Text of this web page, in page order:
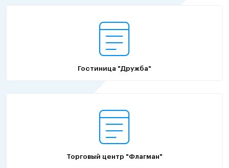
Гостиница "Дружба"
Торговый центр "Флагман"